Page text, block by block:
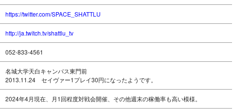
https://twitter.com/SPACE_SHATTLU
http://ja.twitch.tv/shattlu_tv
052-833-4561
名城大学天白キャンパス東門前
2013.11.24 セイヴァー1プレイ30円になったようです。
2024年4月現在、月1回程度対戦会開催、その他週末の稼働率も高い模様。